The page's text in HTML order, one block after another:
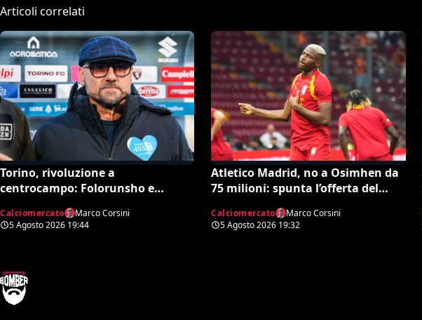
Articoli correlati
Torino, rivoluzione a
centrocampo: Folorunsho e
Sulemana in cima alla lista di
Petrachi
Calciomercato
Marco Corsini
5 Agosto 2026 19:44
Atletico Madrid, no a Osimhen da
75 milioni: spunta l’offerta del
Calciomercato
Marco Corsini
5 Agosto 2026 19:32